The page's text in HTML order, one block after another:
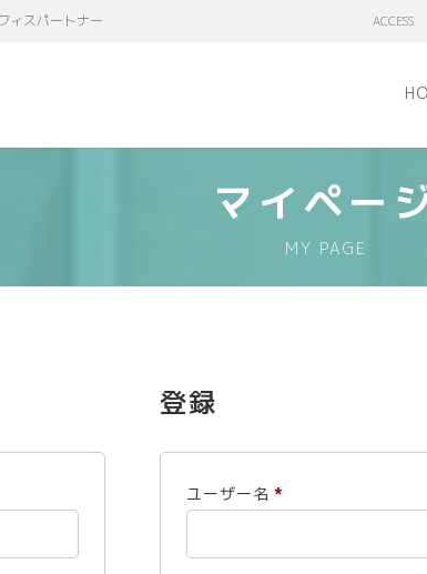
ィスパートナー ACCESS
マイペー
MY PAGE
登録
ユーザー名*